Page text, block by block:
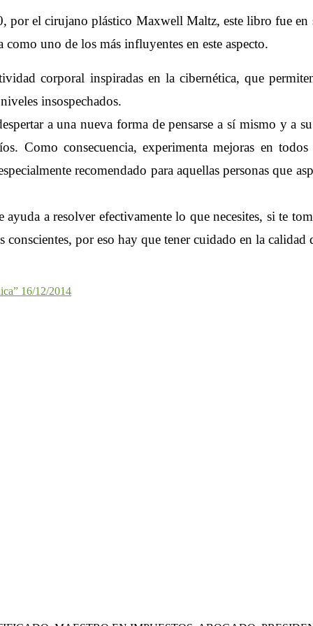
por el cirujano plástico Maxwell Maltz, este libro fue
uno de los más influyentes en este aspecto.
corporal inspiradas en la cibernética, que
insospechados.
a una nueva forma de pensarse a sí mismo y a
Como consecuencia, experimenta mejoras en
recomendado para aquellas personas que
(Código de Error: 102630)
a resolver efectivamente lo que necesites, si te
por eso hay que tener cuidado en la calidad
16/12/2014